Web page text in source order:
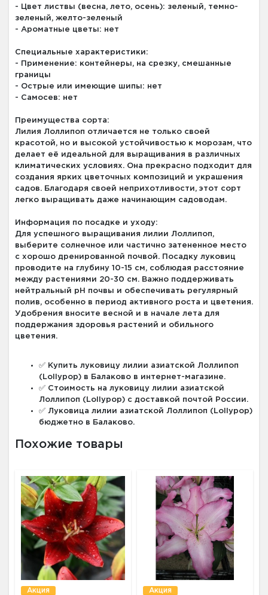
- Цвет листвы (весна, лето, осень): зеленый, темно-
зеленый, желто-зеленый
- Ароматные цветы: нет
Специальные характеристики:
- Применение: контейнеры, на срезку, смешанные
границы
- Острые или имеющие шипы: нет
- Самосев: нет
Преимущества сорта:
Лилия Лоллипоп отличается не только своей
красотой, но и высокой устойчивостью к морозам, что
делает её идеальной для выращивания в различных
климатических условиях. Она прекрасно подходит для
создания ярких цветочных композиций и украшения
садов. Благодаря своей неприхотливости, этот сорт
легко выращивать даже начинающим садоводам.
Информация по посадке и уходу:
Для успешного выращивания лилии Лоллипоп,
выберите солнечное или частично затененное место
с хорошо дренированной почвой. Посадку луковиц
проводите на глубину 10-15 см, соблюдая расстояние
между растениями 20-30 см. Важно поддерживать
нейтральный pH почвы и обеспечивать регулярный
полив, особенно в период активного роста и цветения.
Удобрения вносите весной и в начале лета для
поддержания здоровья растений и обильного
цветения.
✅ Купить луковицу лилии азиатской Лоллипоп
(Lollypop) в Балаково в интернет-магазине.
✅ Стоимость на луковицу лилии азиатской
Лоллипоп (Lollypop) с доставкой почтой России.
✅ Луковица лилии азиатской Лоллипоп (Lollypop)
бюджетно в Балаково.
Похожие товары
Акция Акция